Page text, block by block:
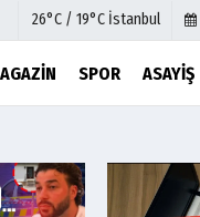
26°C / 19°C İstanbul
SPOR ASAYIŞ